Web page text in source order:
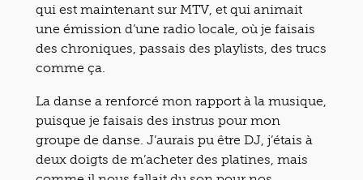
qui est maintenant sur MTV, et qui animait
une émission d’une radio locale, où je faisais
des chroniques, passais des playlists, des trucs
comme ça.
La danse a renforcé mon rapport à la musique,
puisque je faisais des instrus pour mon
groupe de danse. J’aurais pu être DJ, j’étais à
deux doigts de m’acheter des platines, mais